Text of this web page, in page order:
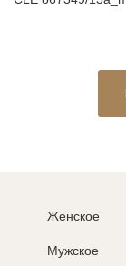
Женское
Мужское